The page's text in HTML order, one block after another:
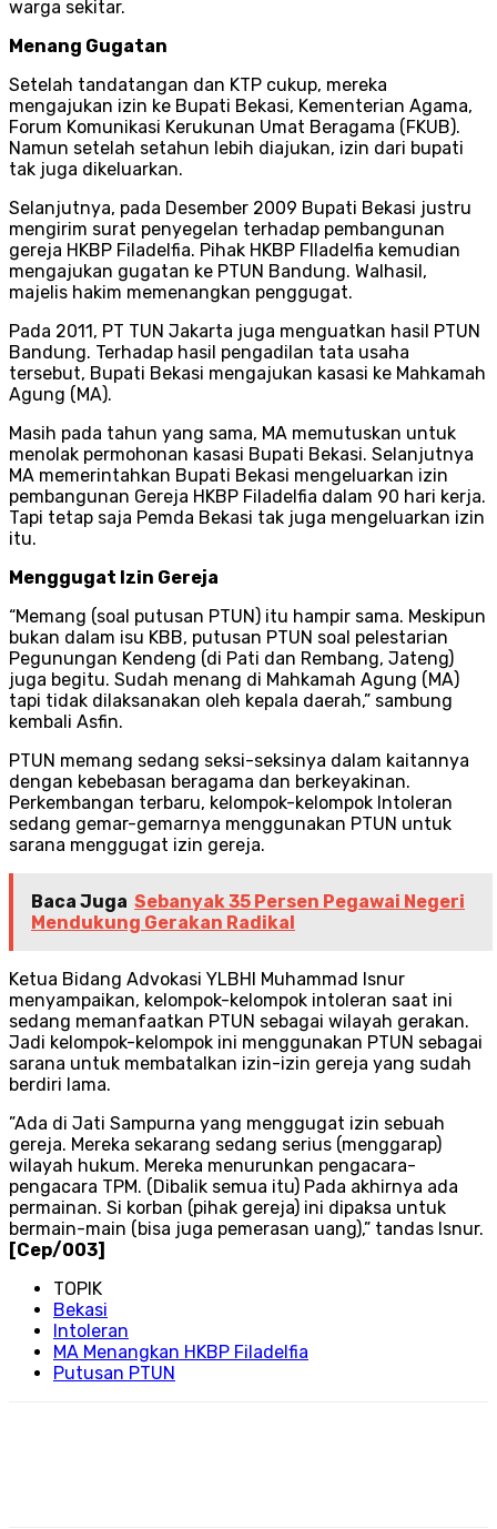
warga sekitar.
Menang Gugatan
Setelah tandatangan dan KTP cukup, mereka
mengajukan izin ke Bupati Bekasi, Kementerian Agama,
Forum Komunikasi Kerukunan Umat Beragama (FKUB).
Namun setelah setahun lebih diajukan, izin dari bupati
tak juga dikeluarkan.
Selanjutnya, pada Desember 2009 Bupati Bekasi justru
mengirim surat penyegelan terhadap pembangunan
gereja HKBP Filadelfia. Pihak HKBP FIladelfia kemudian
mengajukan gugatan ke PTUN Bandung. Walhasil,
majelis hakim memenangkan penggugat.
Pada 2011, PT TUN Jakarta juga menguatkan hasil PTUN
Bandung. Terhadap hasil pengadilan tata usaha
tersebut, Bupati Bekasi mengajukan kasasi ke Mahkamah
Agung (MA).
Masih pada tahun yang sama, MA memutuskan untuk
menolak permohonan kasasi Bupati Bekasi. Selanjutnya
MA memerintahkan Bupati Bekasi mengeluarkan izin
pembangunan Gereja HKBP Filadelfia dalam 90 hari kerja.
Tapi tetap saja Pemda Bekasi tak juga mengeluarkan izin
itu.
Menggugat Izin Gereja
“Memang (soal putusan PTUN) itu hampir sama. Meskipun
bukan dalam isu KBB, putusan PTUN soal pelestarian
Pegunungan Kendeng (di Pati dan Rembang, Jateng)
juga begitu. Sudah menang di Mahkamah Agung (MA)
tapi tidak dilaksanakan oleh kepala daerah,” sambung
kembali Asfin.
PTUN memang sedang seksi-seksinya dalam kaitannya
dengan kebebasan beragama dan berkeyakinan.
Perkembangan terbaru, kelompok-kelompok Intoleran
sedang gemar-gemarnya menggunakan PTUN untuk
sarana menggugat izin gereja.
Baca Juga Sebanyak 35 Persen Pegawai Negeri
Mendukung Gerakan Radikal
Ketua Bidang Advokasi YLBHI Muhammad Isnur
menyampaikan, kelompok-kelompok intoleran saat ini
sedang memanfaatkan PTUN sebagai wilayah gerakan.
Jadi kelompok-kelompok ini menggunakan PTUN sebagai
sarana untuk membatalkan izin-izin gereja yang sudah
berdiri lama.
”Ada di Jati Sampurna yang menggugat izin sebuah
gereja. Mereka sekarang sedang serius (menggarap)
wilayah hukum. Mereka menurunkan pengacara-
pengacara TPM. (Dibalik semua itu) Pada akhirnya ada
permainan. Si korban (pihak gereja) ini dipaksa untuk
bermain-main (bisa juga pemerasan uang),” tandas Isnur.
[Cep/003]
TOPIK
Bekasi
Intoleran
MA Menangkan HKBP Filadelfia
Putusan PTUN